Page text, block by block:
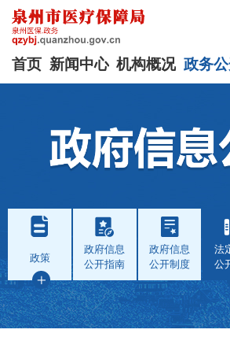
首页 新闻中心 机构概况 政务
政策
政府信息
公开指南
政府信息
公开制度
法
公